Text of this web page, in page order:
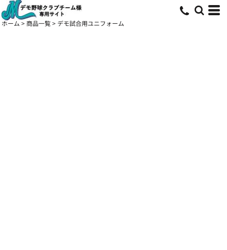
ホーム >商品一覧> デモ試合用ユニフォーム